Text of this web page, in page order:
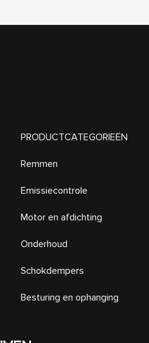
PRODUCTCATEGORIEËN
Remmen
Emissiecontrole
Motor en afdichting
Onderhoud
Schokdempers
Besturing en ophanging